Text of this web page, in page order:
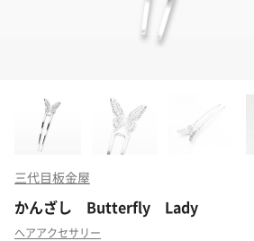
三代目板金屋
かんざし Butterfly Lady
ヘアアクセサリー